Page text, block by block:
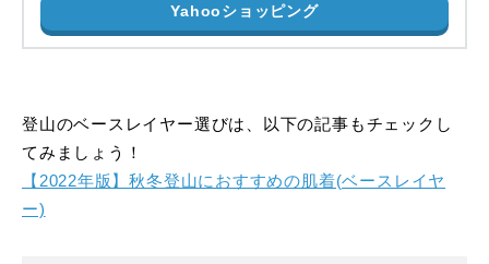
Yahooショッピング
登山のベースレイヤー選びは、以下の記事もチェックし
てみましょう！
【2022年版】秋冬登山におすすめの肌着(ベースレイヤ
ー)